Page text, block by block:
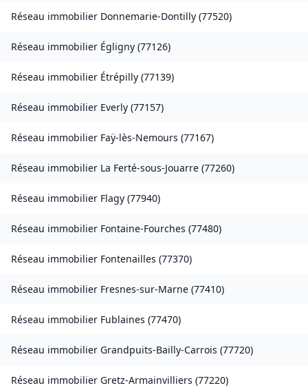
Réseau immobilier Donnemarie-Dontilly (77520)
Réseau immobilier Égligny (77126)
Réseau immobilier Étrépilly (77139)
Réseau immobilier Everly (77157)
Réseau immobilier Faÿ-lès-Nemours (77167)
Réseau immobilier La Ferté-sous-Jouarre (77260)
Réseau immobilier Flagy (77940)
Réseau immobilier Fontaine-Fourches (77480)
Réseau immobilier Fontenailles (77370)
Réseau immobilier Fresnes-sur-Marne (77410)
Réseau immobilier Fublaines (77470)
Réseau immobilier Grandpuits-Bailly-Carrois (77720)
Réseau immobilier Gretz-Armainvilliers (77220)